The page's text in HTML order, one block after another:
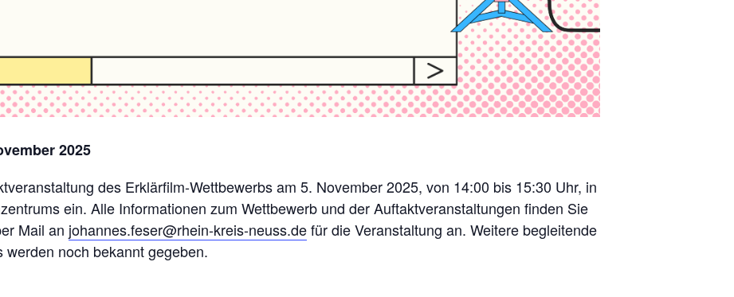
2025
des Erklärfilm-Wettbewerbs am 5. November 2025, von 14:00 bis 15:30 Uhr, in
ein. Alle Informationen zum Wettbewerb und der Auftaktveranstaltungen finden Sie
Mail an johannes.feser@rhein-kreis-neuss.defür die Veranstaltung an. Weitere begleitende
noch bekannt gegeben.